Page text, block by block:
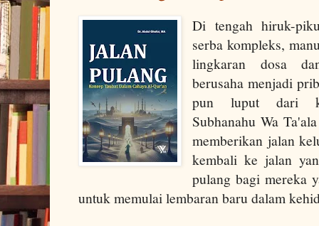
Di tengah hiruk-
serba kompleks,
lingkaran dosa
berusaha menjadi
pun luput dari
Subhanahu Wa
memberikan jalan
kembali ke jalan
pulang bagi mereka
untuk memulai lembaran baru dalam